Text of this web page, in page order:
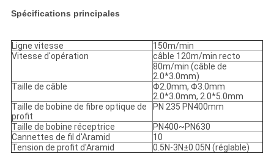
Spécifications principales
Ligne vitesse
150m/min
Vitesse d'opération
câble 120m/min recto
80m/min (câble de
2.0*3.0mm)
Taille de câble
Φ2.0mm, Φ3.0mm
2.0*3.0mm, 2.0*5.0mm
Taille de bobine de fibre optique de
profit
PN 235 PN400mm
Taille de bobine réceptrice
PN400~PN630
Cannettes de fil d'Aramid
10
Tension de profit d'Aramid
0.5N-3N±0.05N (réglable)